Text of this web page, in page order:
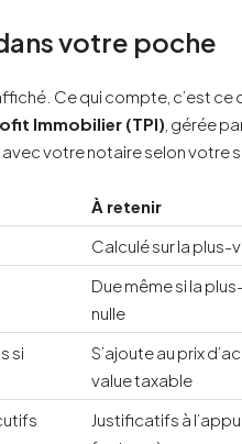
votre poche
Ce qui compte, c’est ce
Immobilier (TPI) , gérée
votre notaire selon votre
À retenir
Calculé sur la plus-
Due même si la
nulle
si
S’ajoute au prix
value taxable
Justificatifs à